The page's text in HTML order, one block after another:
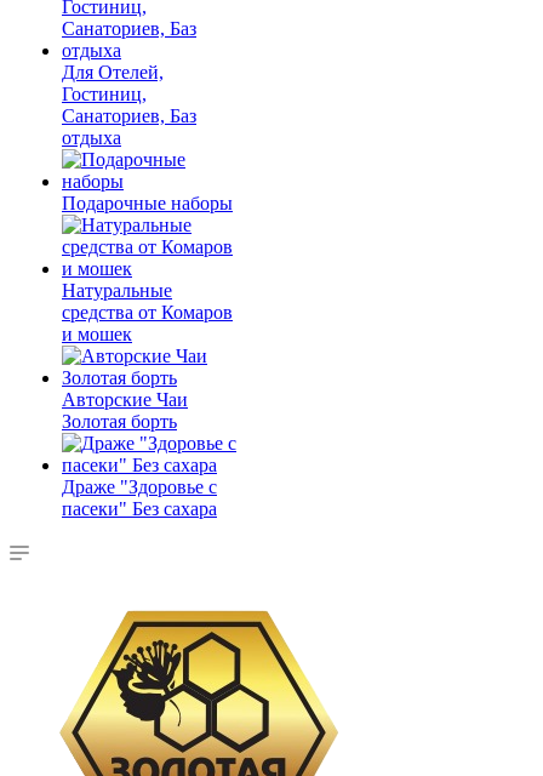
Для Отелей,
Гостиниц,
Санаториев, Баз
отдыха
Подарочные наборы
Натуральные
средства от Комаров
и мошек
Авторские Чаи
Золотая борть
Драже "Здоровье с
пасеки" Без сахара